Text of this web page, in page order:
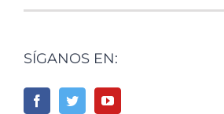
SÍGANOS EN: